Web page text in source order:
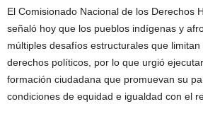
El Comisionado Nacional de los Derechos
señaló hoy que los pueblos indígenas y
múltiples desafíos estructurales que
derechos políticos, por lo que urgió
formación ciudadana que promuevan su
condiciones de equidad e igualdad con el